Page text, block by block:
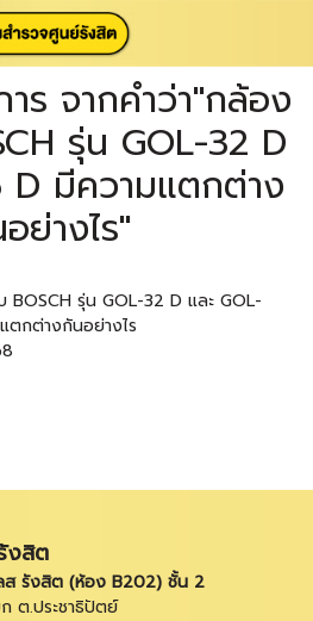
ร จากคำว่า"กล้อง
รุ่น GOL-32 D
D มีความแตกต่าง
ย่างไร"
BOSCH รุ่น GOL-32 D และ GOL-
ตกต่างกันอย่างไร
งสิต
ส รังสิต (ห้อง B202) ชั้น 2
ต.ประชาธิปัตย์